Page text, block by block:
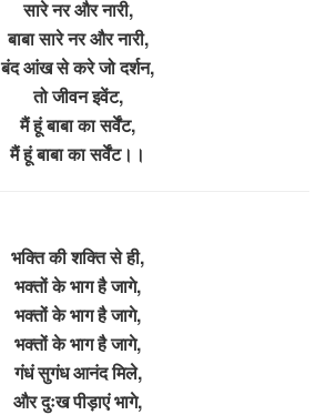
सारे नर और नारी,
बाबा सारे नर और नारी,
बंद आंख से करे जो दर्शन,
तो जीवन इवेंट,
मैं हूं बाबा का सर्वेंट,
मैं हूं बाबा का सर्वेंट।।
भक्ति की शक्ति से ही,
भक्तों के भाग है जागे,
भक्तों के भाग है जागे,
भक्तों के भाग है जागे,
गंधं सुगंध आनंद मिले,
और दुःख पीड़ाएं भागे,